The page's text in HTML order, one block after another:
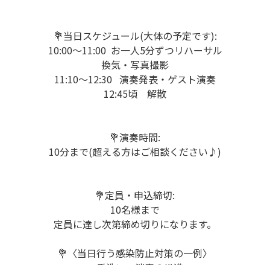
💐当日スケジュール(大体の予定です):
10:00〜11:00 お一人5分ずつリハーサル
換気・写真撮影
11:10〜12:30 演奏発表・ゲスト演奏
12:45頃 解散
💐演奏時間:
10分まで(超える方はご相談ください♪)
💐定員・申込締切:
10名様まで
定員に達し次第締め切りになります。
💐〈当日行う感染防止対策の一例〉